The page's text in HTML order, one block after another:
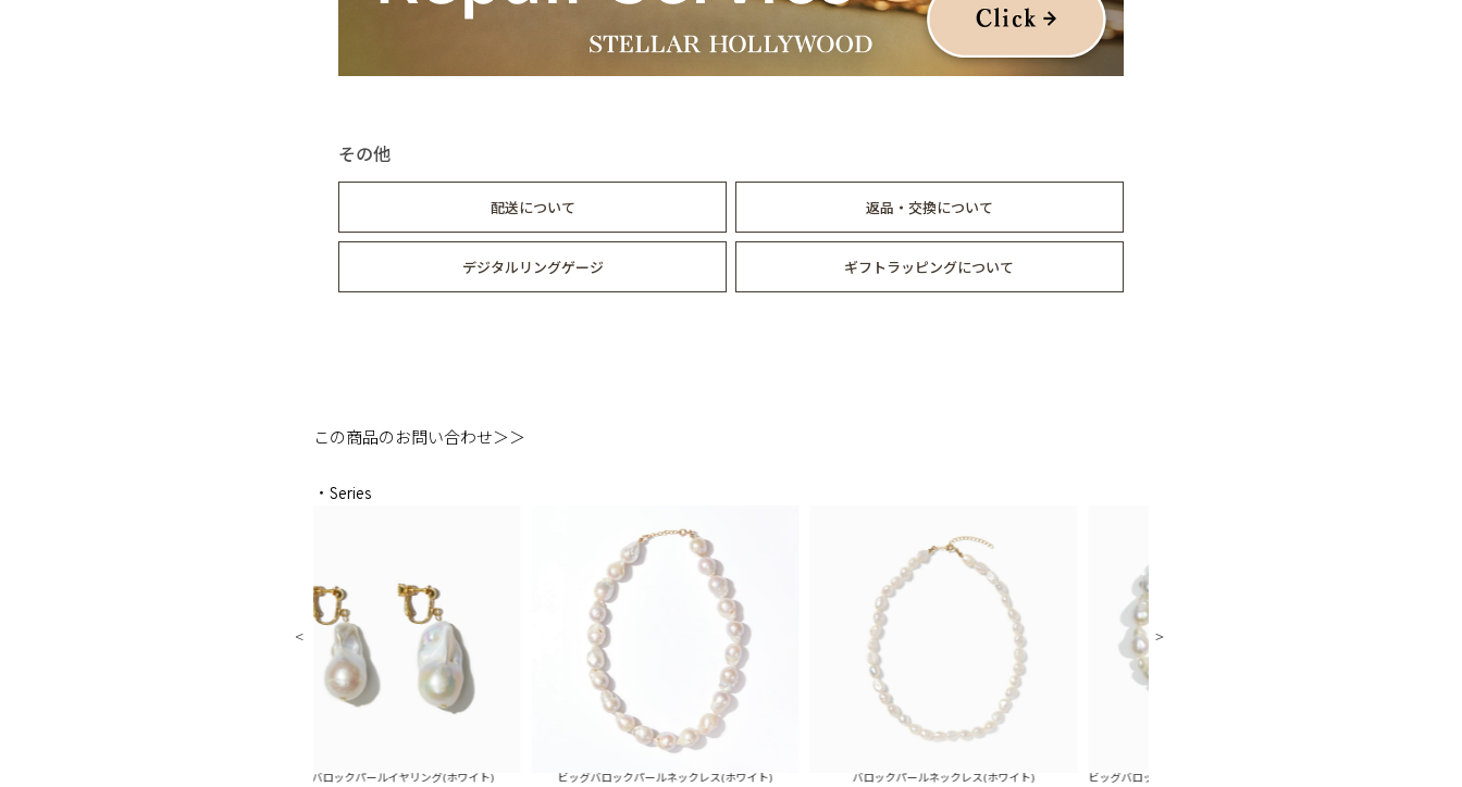
その他
配送について 返品・交換について
デジタルリングゲージ ギフトラッピングについて
この商品のお問い合わせ＞＞
・Series
ビッグバロックパールイヤリング(ホワイト) ビッグバロックパールネックレス(ホワイト) バロックパールネックレス(ホワイト)
ビッグバロックパールネックレス×ビッグバロックパー